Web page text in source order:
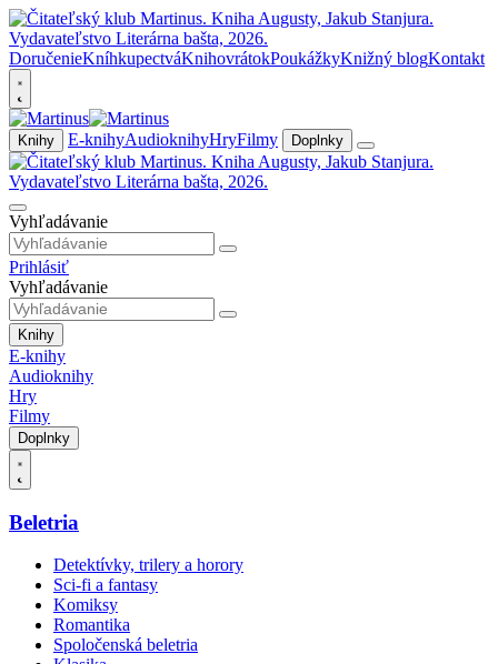
DoručenieKníhkupectváKnihovrátokPoukážkyKnižný blogKontakt
Knihy E-knihyAudioknihyHryFilmy Doplnky
Vyhľadávanie
Prihlásiť
Vyhľadávanie
Knihy
E-knihy
Audioknihy
Hry
Filmy
Doplnky
Beletria
Detektívky, trilery a horory
Sci-fi a fantasy
Komiksy
Romantika
Spoločenská beletria